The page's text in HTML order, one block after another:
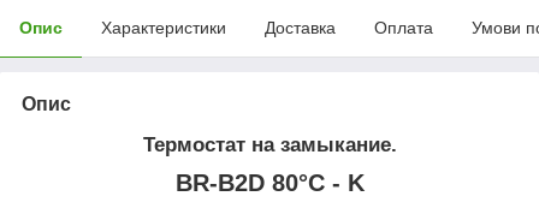
Опис Характеристики Доставка Оплата Умови
Опис
Термостат на замыкание.
BR-B2D 80°C - K